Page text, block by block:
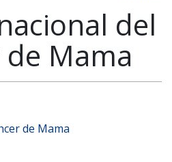
del
de Mama
de Mama